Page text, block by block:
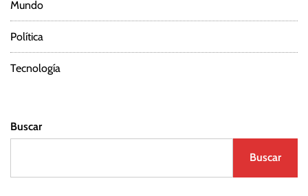
Mundo
Política
Tecnología
Buscar
Buscar